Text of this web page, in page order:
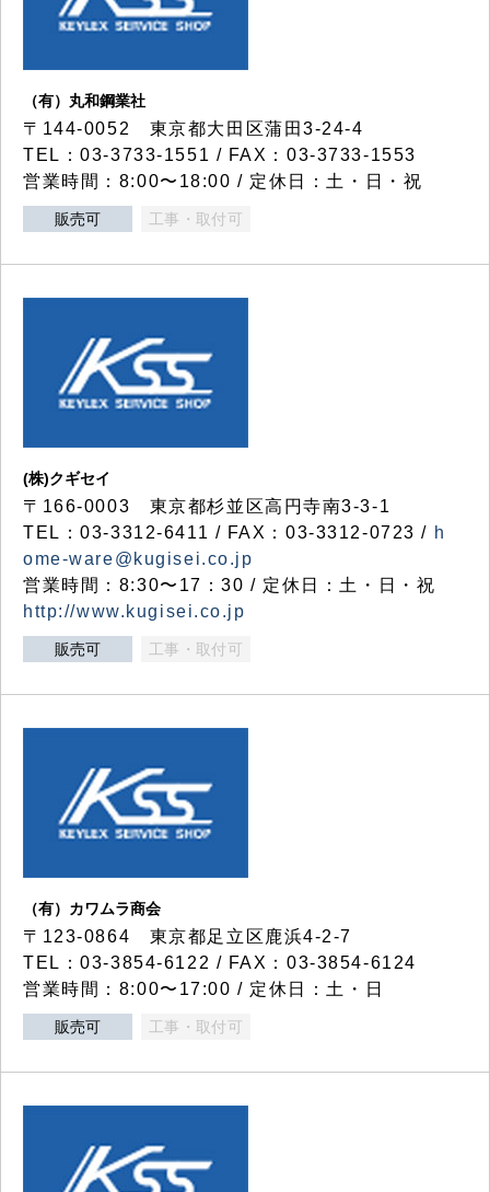
（有）丸和鋼業社
〒144-0052 東京都大田区蒲田3-24-4
TEL：03-3733-1551 / FAX：03-3733-1553
営業時間：8:00〜18:00 / 定休日：土・日・祝
販売可 工事・取付可
(株)クギセイ
〒166-0003 東京都杉並区高円寺南3-3-1
TEL：03-3312-6411 / FAX：03-3312-0723 / h
ome-ware@kugisei.co.jp
営業時間：8:30〜17：30 / 定休日：土・日・祝
http://www.kugisei.co.jp
販売可 工事・取付可
（有）カワムラ商会
〒123-0864 東京都足立区鹿浜4-2-7
TEL：03-3854-6122 / FAX：03-3854-6124
営業時間：8:00〜17:00 / 定休日：土・日
販売可 工事・取付可